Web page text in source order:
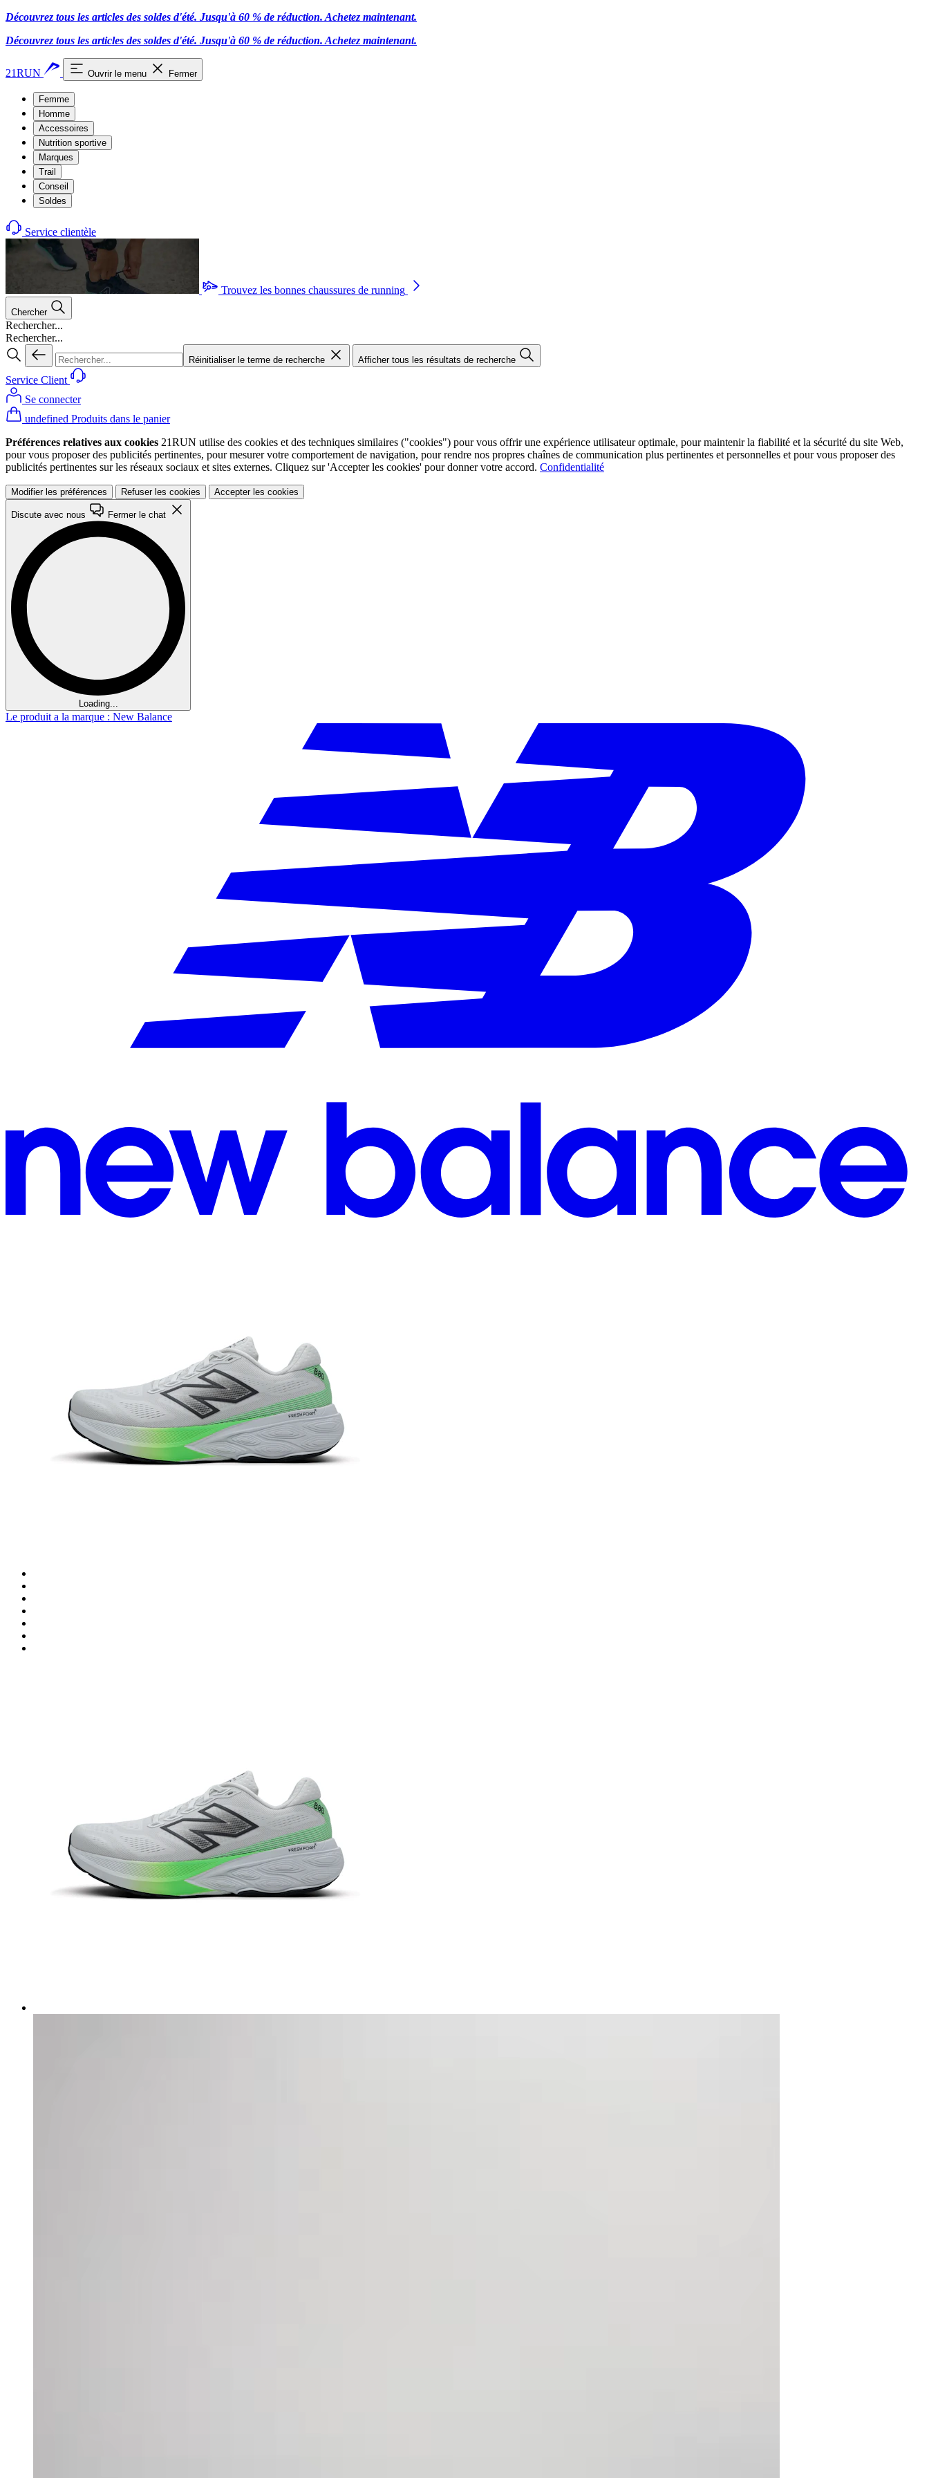
Découvrez tous les articles des soldes d'été. Jusqu'à 60 % de réduction. Achetez maintenant.
Découvrez tous les articles des soldes d'été. Jusqu'à 60 % de réduction. Achetez maintenant.
21RUN Ouvrir le menu Fermer
Femme
Homme
Accessoires
Nutrition sportive
Marques
Trail
Conseil
Soldes
Service clientèle
Trouvez les bonnes chaussures de running
Chercher
Rechercher...
Rechercher...
Réinitialiser le terme de recherche Afficher tous les résultats de recherche
Service Client
Se connecter
undefined Produits dans le panier
Préférences relatives aux cookies 21RUN utilise des cookies et des techniques similaires ("cookies") pour vous offrir une expérience utilisateur optimale, pour maintenir la fiabilité et la sécurité du site Web,
pour vous proposer des publicités pertinentes, pour mesurer votre comportement de navigation, pour rendre nos propres chaînes de communication plus pertinentes et personnelles et pour vous proposer des
publicités pertinentes sur les réseaux sociaux et sites externes. Cliquez sur 'Accepter les cookies' pour donner votre accord. Confidentialité
Modifier les préférences Refuser les cookies Accepter les cookies
Discute avec nous Fermer le chat
Loading...
Le produit a la marque : New Balance